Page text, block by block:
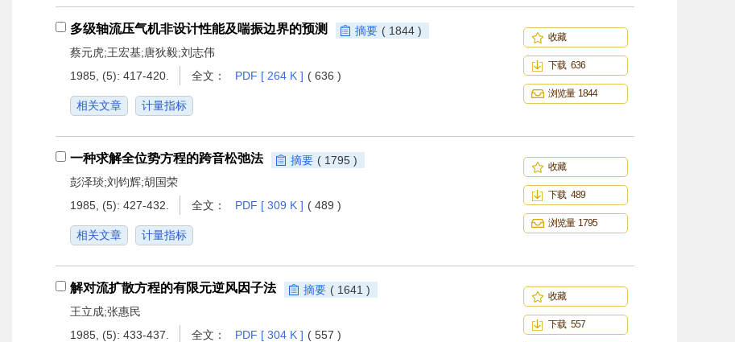
多级轴流压气机非设计性能及喘振边界的预测 摘要 ( 1844 )
蔡元虎;王宏基;唐狄毅;刘志伟
1985, (5): 417-420.
全文： PDF [ 264 K ] ( 636 )
相关文章 计量指标
收藏
下载 636
浏览量 1844
一种求解全位势方程的跨音松弛法 摘要 ( 1795 )
彭泽琰;刘钧辉;胡国荣
1985, (5): 427-432.
全文： PDF [ 309 K ] ( 489 )
相关文章 计量指标
收藏
下载 489
浏览量 1795
解对流扩散方程的有限元逆风因子法 摘要 ( 1641 )
王立成;张惠民
1985, (5): 433-437.
全文： PDF [ 304 K ] ( 557 )
收藏
下载 557